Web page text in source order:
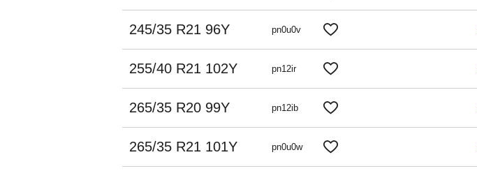
245/35 R21 96Y pn0u0v
255/40 R21 102Y pn12ir
265/35 R20 99Y pn12ib
265/35 R21 101Y pn0u0w